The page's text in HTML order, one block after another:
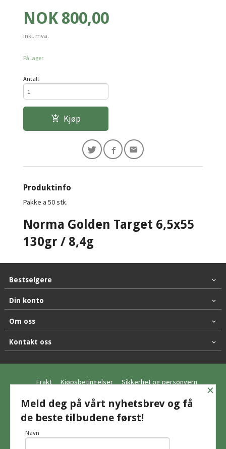
Pris
NOK 800,00
inkl. mva.
På lager
Antall
Kjøp
Produktinfo
Pakke a 50 stk.
Norma Golden Target 6,5x55
130gr / 8,4g
Bestselgere
Din konto
Om oss
Kontakt oss
Frakt Kjøpsbetingelser Sikkerhet og personvern
Nyhetsbrev
© Hagemo Jakt og Friluft AS
×
Meld deg på vårt nyhetsbrev og få
de beste tilbudene først!
Navn